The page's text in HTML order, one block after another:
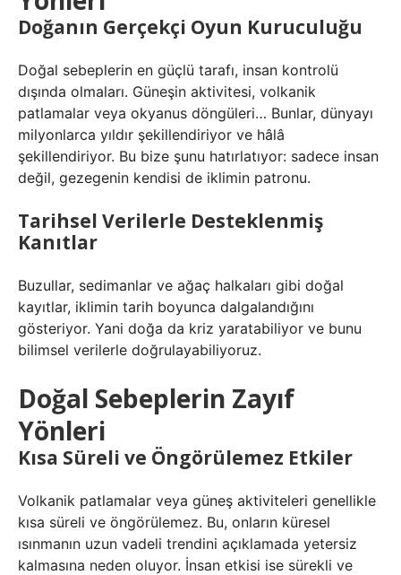
Doğanın Gerçekçi Oyun Kuruculuğu
Doğal sebeplerin en güçlü tarafı, insan kontrolü
dışında olmaları. Güneşin aktivitesi, volkanik
patlamalar veya okyanus döngüleri… Bunlar, dünyayı
milyonlarca yıldır şekillendiriyor ve hâlâ
şekillendiriyor. Bu bize şunu hatırlatıyor: sadece insan
değil, gezegenin kendisi de iklimin patronu.
Tarihsel Verilerle Desteklenmiş
Kanıtlar
Buzullar, sedimanlar ve ağaç halkaları gibi doğal
kayıtlar, iklimin tarih boyunca dalgalandığını
gösteriyor. Yani doğa da kriz yaratabiliyor ve bunu
bilimsel verilerle doğrulayabiliyoruz.
Doğal Sebeplerin Zayıf
Yönleri
Kısa Süreli ve Öngörülemez Etkiler
Volkanik patlamalar veya güneş aktiviteleri genellikle
kısa süreli ve öngörülemez. Bu, onların küresel
ısınmanın uzun vadeli trendini açıklamada yetersiz
kalmasına neden oluyor. İnsan etkisi ise sürekli ve